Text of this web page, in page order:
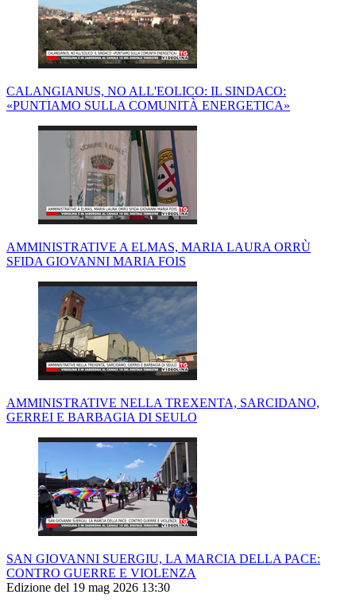
CALANGIANUS, NO ALL'EOLICO: IL SINDACO:
«PUNTIAMO SULLA COMUNITÀ ENERGETICA»
AMMINISTRATIVE A ELMAS, MARIA LAURA ORRÙ
SFIDA GIOVANNI MARIA FOIS
AMMINISTRATIVE NELLA TREXENTA, SARCIDANO,
GERREI E BARBAGIA DI SEULO
SAN GIOVANNI SUERGIU, LA MARCIA DELLA PACE:
CONTRO GUERRE E VIOLENZA
Edizione del 19 mag 2026 13:30